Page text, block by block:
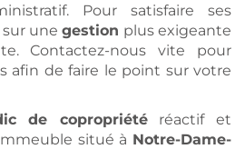
Pour satisfaire ses
sur unegestion plus exigeante
Contactez-nous vite pour
afin de faire le point sur votre
de copropriétéréactif et
situé à Notre-Dame-